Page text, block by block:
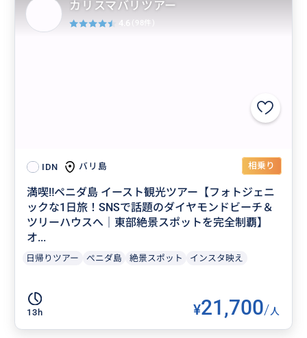
IDN バリ島 相乗り
満喫‼️ペニダ島 イースト観光ツアー【フォトジェニ
ックな1日旅！SNSで話題のダイヤモンドビーチ＆
ツリーハウスへ｜東部絶景スポットを完全制覇】
オ...
日帰りツアー ぺニダ島 絶景スポット インスタ映え
13h ¥21,700/人
カリスマバリツアー
4.6 (98件)